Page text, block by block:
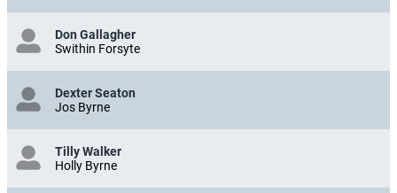
Don Gallagher
Swithin Forsyte
Dexter Seaton
Jos Byrne
Tilly Walker
Holly Byrne